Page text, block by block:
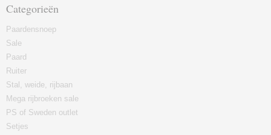
Categorieën
Paardensnoep
Sale
Paard
Ruiter
Stal, weide, rijbaan
Mega rijbroeken sale
PS of Sweden outlet
Setjes